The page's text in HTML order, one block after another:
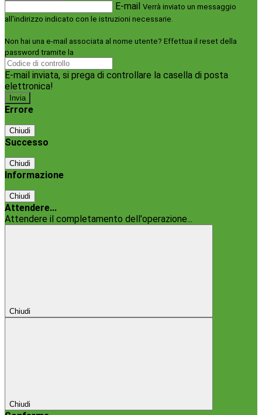
E-mail Verrà inviato un messaggio
all'indirizzo indicato con le istruzioni necessarie.
Non hai una e-mail associata al nome utente? Effettua il reset della
password tramite la
E-mail inviata, si prega di controllare la casella di posta
elettronica!
Errore
Chiudi
Successo
Chiudi
Informazione
Chiudi
Attendere...
Attendere il completamento dell'operazione...
Chiudi
Chiudi